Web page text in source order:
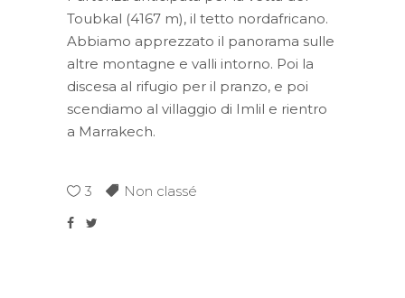
Toubkal (4167 m), il tetto nordafricano.
Abbiamo apprezzato il panorama sulle
altre montagne e valli intorno. Poi la
discesa al rifugio per il pranzo, e poi
scendiamo al villaggio di Imlil e rientro
a Marrakech.
3 Non classé